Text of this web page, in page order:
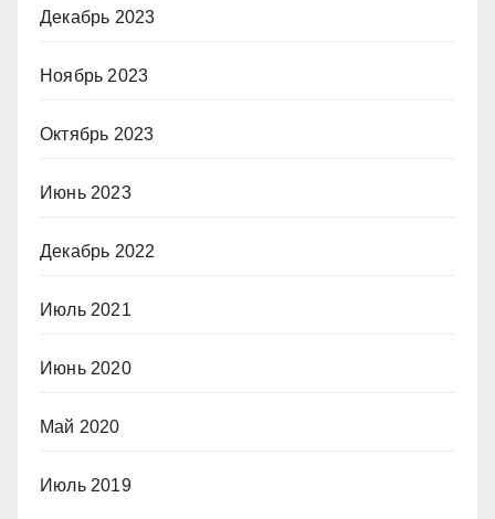
Декабрь 2023
Ноябрь 2023
Октябрь 2023
Июнь 2023
Декабрь 2022
Июль 2021
Июнь 2020
Май 2020
Июль 2019